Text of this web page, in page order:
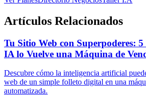
Artículos Relacionados
Tu Sitio Web con Superpoderes:
IA lo Vuelve una Máquina de
Descubre cómo la inteligencia artificial
web de un simple folleto digital en una
automatizada.